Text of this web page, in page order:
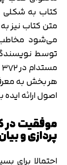
کتاب به
متن کتاب نیز
می‌شود مخاطب
توسط
هر بخش به
اصول ارائه
موفقیت در
پردازی و
احتمالا برای